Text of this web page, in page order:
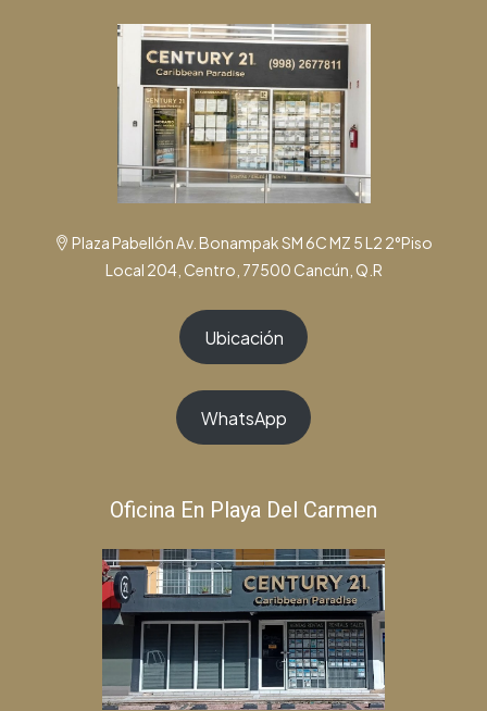
Plaza Pabellón Av. Bonampak SM 6C MZ 5 L2 2°Piso
Local 204, Centro, 77500 Cancún, Q.R
Ubicación
WhatsApp
Oficina En Playa Del Carmen